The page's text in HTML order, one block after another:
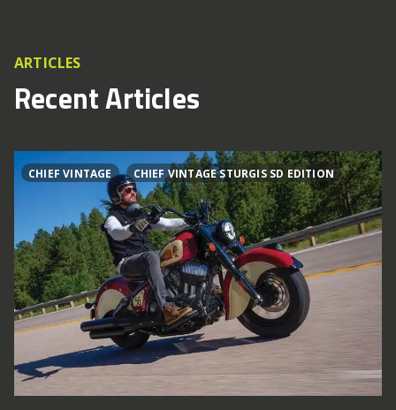
ARTICLES
Recent Articles
CHIEF VINTAGE CHIEF VINTAGE STURGIS SD EDITION